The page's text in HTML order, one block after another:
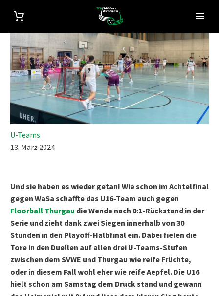
U-Teams
13. März 2024
Und sie haben es wieder getan! Wie schon im Achtelfinal
gegen WaSa schaffte das U16-Team auch gegen
Floorball Thurgau die Wende nach 0:1-Rückstand in der
Serie und zieht dank zwei Siegen innerhalb von 30
Stunden in den Playoff-Halbfinal ein. Dabei fielen die
Tore in den Duellen auf allen drei U-Teams-Stufen
zwischen dem SVWE und Thurgau wie reife Früchte,
oder in diesem Fall wohl eher wie reife Aepfel. Die U16
hielt schon am Samstag dem Druck stand und gewann